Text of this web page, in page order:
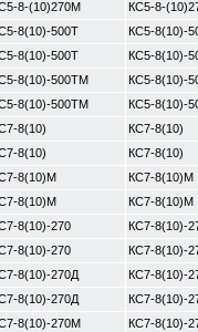
8-(10)270М
КС5-8-
8(10)-500Т
КС5-8(10)-
8(10)-500Т
КС5-8(10)-
8(10)-500ТМ
КС5-8(10)-
8(10)-500ТМ
КС5-8(10)-
8(10)
КС7-8(10)
8(10)
КС7-8(10)
8(10)М
КС7-8(10)М
8(10)М
КС7-8(10)М
8(10)-270
КС7-8(10)-
8(10)-270
КС7-8(10)-
8(10)-270Д
КС7-8(10)-
8(10)-270Д
КС7-8(10)-
8(10)-270М
КС7-8(10)-